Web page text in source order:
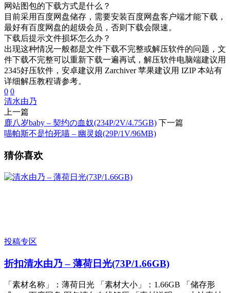
网站图包的下载方式是什么？
目前采用百度网盘储存，需要安装百度网盘客户端才能下载，
最好有百度网盘的超级会员，否则下载会限速。
下载后提示文件损坏怎么办？
出现这种情况一般都是文件下载不完整或解压软件的问题，文
件下载不完整可以重新下载一遍再试，解压软件电脑端建议用
2345好压软件，安卓建议用 Zarchiver 苹果建议用 IZIP 本站有
详细解压教程请参考。
0 0
清水由乃
上一篇
鹿八岁baby – 契约の血奴(234P/2V/4.75GB) 下一篇
喵帕斯不是怕死喵 – 幽灵娘(29P/1V/96MB)
猜你喜欢
投稿专区
折扣清水由乃 – 薄荷日光(73P/1.66GB)
「素材名称」：薄荷日光 「素材大小」：1.66GB 「储存形